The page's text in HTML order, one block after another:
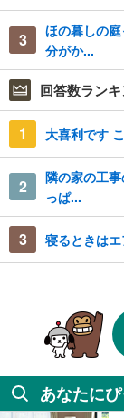
3
ほの暮しの
分がか...
回答数ラン
1 大喜利です
2
隣の家の工
っぱ...
3 寝るときは
あなたに